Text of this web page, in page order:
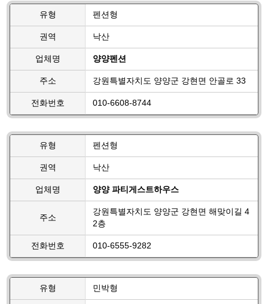
유형 펜션형
권역 낙산
업체명 양양펜션
주소 강원특별자치도 양양군 강현면 안골로 33
전화번호 010-6608-8744
유형 펜션형
권역 낙산
업체명 양양 파티게스트하우스
주소
강원특별자치도 양양군 강현면 해맞이길 4
2층
전화번호 010-6555-9282
유형 민박형